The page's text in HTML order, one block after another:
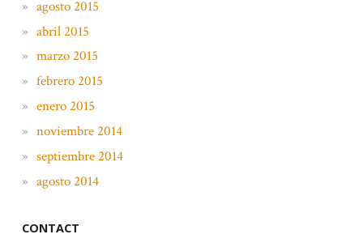
agosto 2015
abril 2015
marzo 2015
febrero 2015
enero 2015
noviembre 2014
septiembre 2014
agosto 2014
CONTACT